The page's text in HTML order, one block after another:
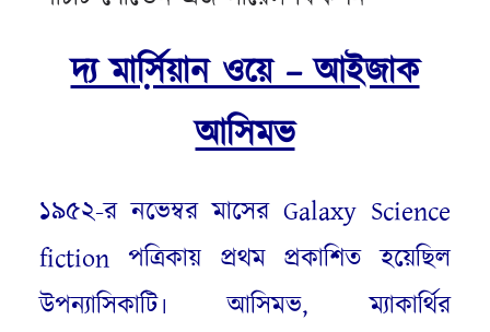
দ্য মার্সি়য়ান ওয়ে – আইজাক
আসিমভ
১৯৫২-র নভেম্বর মাসের Galaxy Science
fiction পত্রিকায় প্রথম প্রকাশিত হয়েছিল
উপন্যাসিকাটি৷ আসিমভ, ম্যাকার্থির